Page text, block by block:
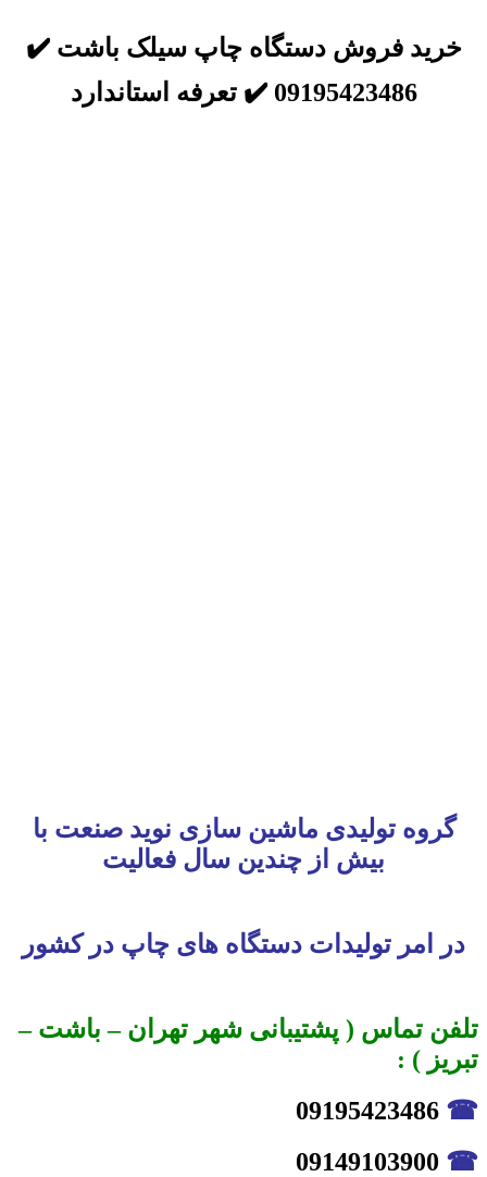
خرید فروش دستگاه چاپ سیلک باشت ✔️
09195423486 ✔️ تعرفه استاندارد
گروه تولیدی ماشین سازی نوید صنعت با
بیش از چندین سال فعالیت
در امر تولیدات دستگاه های چاپ در کشور
تلفن تماس ( پشتیبانی شهر تهران – باشت –
تبریز ) :
☎
☎